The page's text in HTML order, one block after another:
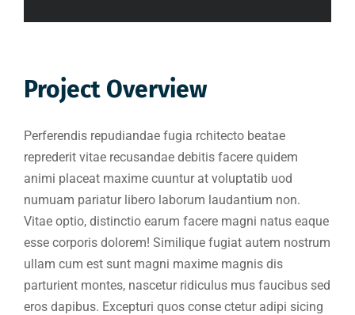
Project Overview
Perferendis repudiandae fugia rchitecto beatae
reprederit vitae recusandae debitis facere quidem
animi placeat maxime cuuntur at voluptatib uod
numuam pariatur libero laborum laudantium non.
Vitae optio, distinctio earum facere magni natus eaque
esse corporis dolorem! Similique fugiat autem nostrum
ullam cum est sunt magni maxime magnis dis
parturient montes, nascetur ridiculus mus faucibus sed
eros dapibus. Excepturi quos conse ctetur adipi sicing